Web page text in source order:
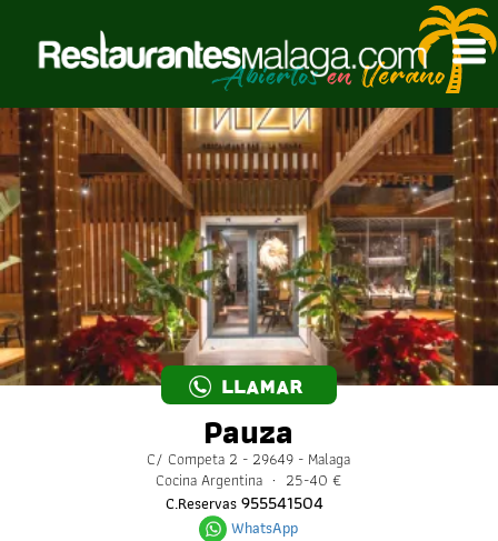
LLAMAR
Pauza
C/ Competa 2 - 29649 - Malaga
Cocina Argentina · 25-40 €
C.Reservas955541504
WhatsApp